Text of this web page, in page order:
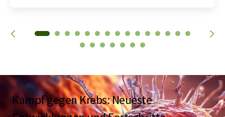
Kampf gegen Krebs: Neueste